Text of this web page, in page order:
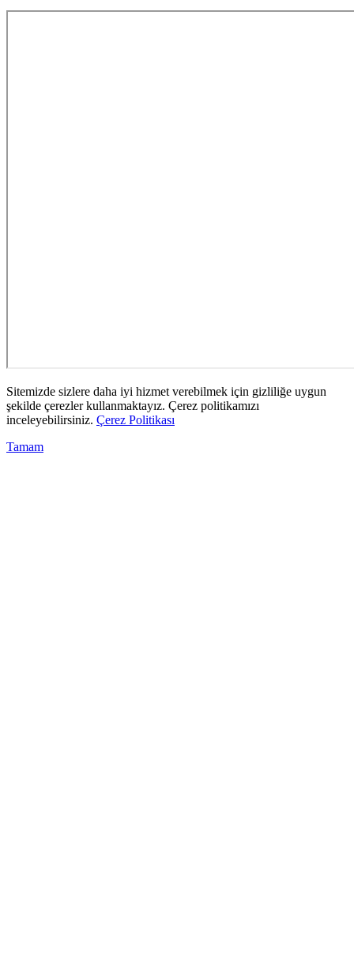
Sitemizde sizlere daha iyi hizmet verebilmek için gizliliğe uygun
şekilde çerezler kullanmaktayız. Çerez politikamızı
inceleyebilirsiniz. Çerez Politikası
Tamam